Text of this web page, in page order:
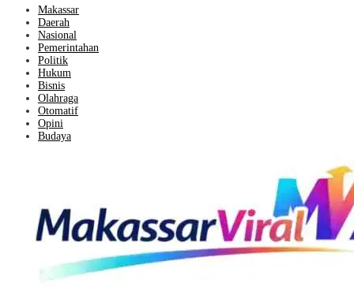
Makassar
Daerah
Nasional
Pemerintahan
Politik
Hukum
Bisnis
Olahraga
Otomatif
Opini
Budaya